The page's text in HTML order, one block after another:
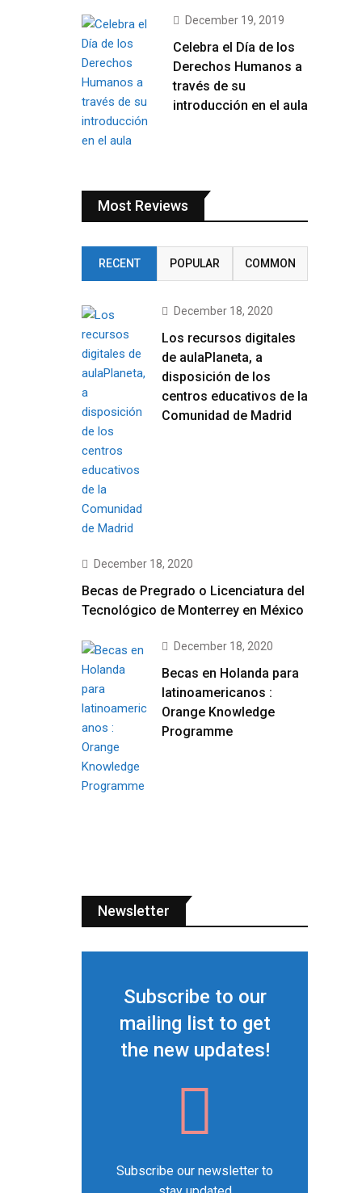
December 19, 2019
Celebra el Día de los
Derechos Humanos a
través de su
introducción en el aula
Most Reviews
RECENT POPULAR COMMON
December 18, 2020
Los recursos digitales
de aulaPlaneta, a
disposición de los
centros educativos de la
Comunidad de Madrid
December 18, 2020
Becas de Pregrado o Licenciatura del
Tecnológico de Monterrey en México
December 18, 2020
Becas en Holanda para
latinoamericanos :
Orange Knowledge
Programme
Newsletter
Subscribe to our
mailing list to get
the new updates!
Subscribe our newsletter to